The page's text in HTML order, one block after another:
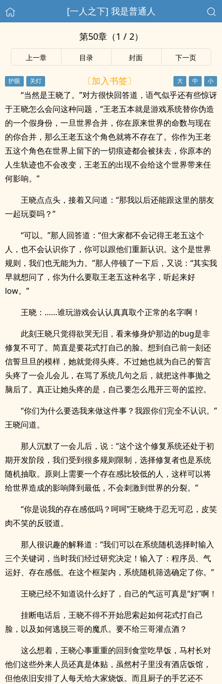
[一人之下] 我是普通人
第50章（1 / 2）
上一章 目录 封面 下一页
〔加入书签〕
“当然是王晓了。”对方很快回答道，语气似乎还有些惊讶
于王晓怎么会问这种问题，“王老五本就是游戏系统替你伪造
的一个假身份，一旦世界合并，你在原来世界的命数与现在
的你合并，那么王老五这个角色就将不存在了。你作为王老
五这个角色在世界上留下的一切痕迹都会被抹去，你原本的
人生轨迹也不会改变，王老五的出现不会给这个世界带来任
何影响。”
王晓点点头，接着又问道：“那我以后还能跟这里的朋友
一起玩耍吗？”
“可以。”那人回答道：“但大家都不会记得王老五这个
人，也不会认识你了，你可以跟他们重新认识。这个是世界
规则，我们也无能为力。”那人停顿了一下后，又说：“其实我
早就想问了，你为什么要取王老五这种名字，听起来好
low。”
王晓：……谁玩游戏会认认真真取个正常的名字啊！
此刻王晓只觉得欲哭无泪，看来修身炉那边的bug是非
修复不可了。简直是要花式打自己的脸。想到自己前一刻还
信誓旦旦的模样，她就觉得头疼。不过她也就为自己的誓言
头疼了一会儿会儿，在骂了系统几句之后，就把这件事抛之
脑后了。真正让她头疼的是，自己要怎么甩开三哥的监控。
“你们为什么要选我来做这件事？我跟你们完全不认识。”
王晓问道。
那人沉默了一会儿后，说：“这个这个修复系统还处于初
期开发阶段，我们受到很多规则限制，选择修复者也是系统
随机抽取。原则上需要一个存在感比较低的人，这样可以将
给世界造成的影响降到最低，不会刺激到世界的分裂。”
“你是说我的存在感低吗？呵呵”王晓终于忍无可忍，皮笑
肉不笑的反驳道。
那人很识趣的解释道：“我们可以在系统随机选择时输入
三个关键词，当时我们经过研究决定！输入了：程序员、气
运好、存在感低。在这个框架内，系统随机筛选确定了你。”
王晓已经不知道说什么好了，自己的气运可真是“好”啊！
挂断电话后，王晓不得不开始思索起如何花式打自己
脸，以及如何逃脱三哥的魔爪。要不给三哥灌点酒？
这么想着，王晓心事重重的回到食堂吃早饭，马村长对
他们这些外来人员还真是体贴，虽然村子里没有酒店饭馆，
但他依旧安排了人每天给大家烧饭。而且厨子的手艺还不